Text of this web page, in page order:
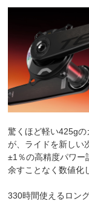
驚くほど軽い425g
が、ライドを新しい
±1％の高精度パワー
余すことなく数値化
330時間使えるロン